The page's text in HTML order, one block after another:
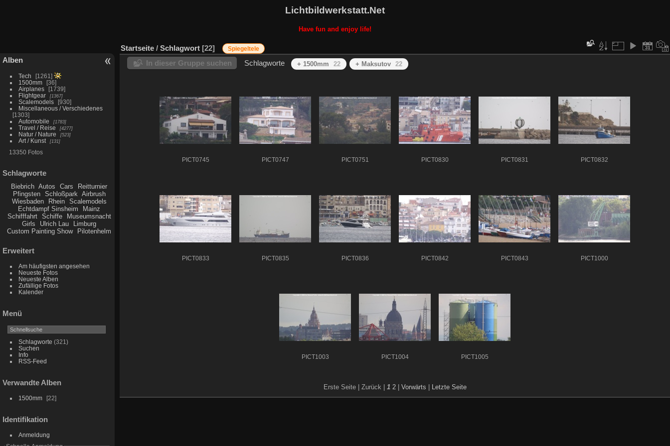
Lichtbildwerkstatt.Net
Have fun and enjoy life!
Alben
Tech
1261
1500mm
36
Airplanes
1739
Flightgear
1367
Scalemodels
930
Miscellaneous / Verschiedenes
1303
Automobile
1783
Travel / Reise 4277
Natur / Nature 523
Art / Kunst 131
13350 Fotos
Schlagworte
Biebrich Autos Cars
Reitturnier
Pfingsten
Schloßpark Airbrush
Wiesbaden
Rhein
Scalemodels
Echtdampf Sinsheim
Mainz
Schifffahrt
Schiffe
Museumsnacht
Girls
Ulrich Lau
Limburg
Custom Painting Show
Pilotenhelm
Erweitert
Am häufigsten angesehen
Neueste Fotos
Neueste Alben
Zufällige Fotos
Kalender
Menü
Schlagworte (321)
Suchen
Info
RSS-Feed
Verwandte Alben
1500mm 22
Identifikation
Anmeldung
Startseite / Schlagwort 22 Spiegeltele
In dieser Gruppe suchen Schlagworte + 1500mm 22 + Maksutov 22
PICT0745 PICT0747 PICT0751 PICT0830 PICT0831 PICT0832
PICT0833 PICT0835 PICT0836 PICT0842 PICT0843 PICT1000
PICT1003 PICT1004 PICT1005
Erste Seite | Zurück | 1 2 Vorwärts Letzte Seite